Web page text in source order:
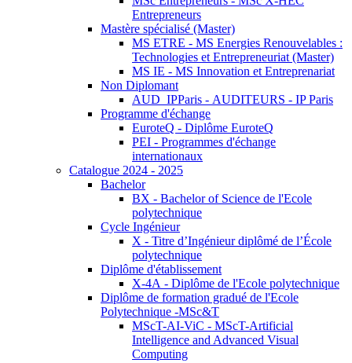
Entrepreneurs
Mastère spécialisé (Master)
MS ETRE - MS Energies Renouvelables :
Technologies et Entrepreneuriat (Master)
MS IE - MS Innovation et Entreprenariat
Non Diplomant
AUD_IPParis - AUDITEURS - IP Paris
Programme d'échange
EuroteQ - Diplôme EuroteQ
PEI - Programmes d'échange
internationaux
Catalogue 2024 - 2025
Bachelor
BX - Bachelor of Science de l'Ecole
polytechnique
Cycle Ingénieur
X - Titre d’Ingénieur diplômé de l’École
polytechnique
Diplôme d'établissement
X-4A - Diplôme de l'Ecole polytechnique
Diplôme de formation gradué de l'Ecole
Polytechnique -MSc&T
MScT-AI-ViC - MScT-Artificial
Intelligence and Advanced Visual
Computing